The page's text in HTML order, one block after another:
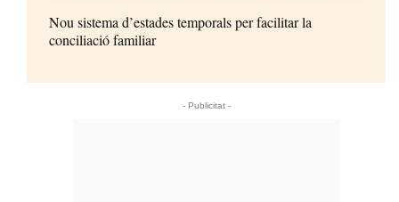
Nou sistema d’estades temporals per facilitar la
conciliació familiar
- Publicitat -